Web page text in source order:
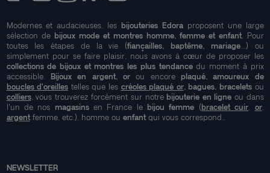
Modernes et audacieuses, les bijouteries Edoraproposent une large
sélection de bijoux mode et montres homme, femme et enfant. Pour
toutes les étapes de la vie (fiançailles, baptême, mariage...) ou
simplement pour se faire plaisir, nous avons à cœur de proposer les
collections de bijoux et montres les plus tendancedu moment à prix
accessible. Bijoux en argent, orou encore plaqué, amoureux de
boucles d'oreilles telles que les créoles plaqué or, bagues, braceletsou
colliers, vous trouverez forcément sur notre bijouterie en ligne ou dans
l'un de nos magasinsen France le bijou femme (bracelet cuir or,
argentfemme, etc.), homme ou enfantqui vous correspond..
NEWSLETTER